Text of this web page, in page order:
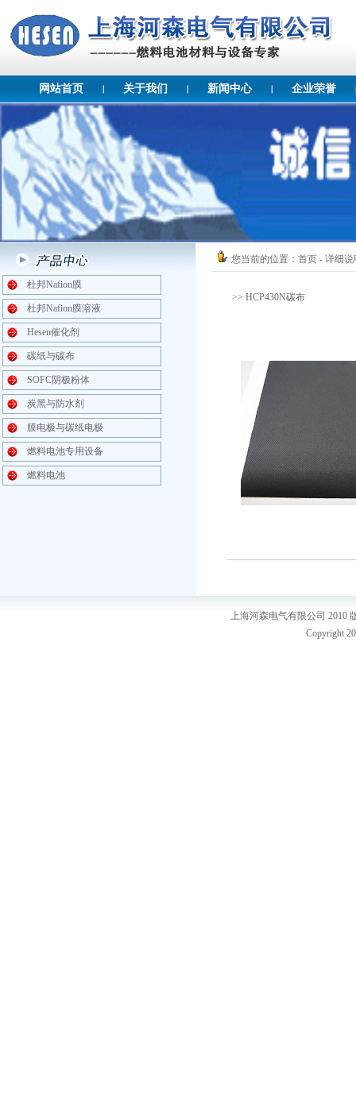
网站首页 关于我们 新闻中心 企业荣誉
杜邦Nafion膜
杜邦Nafion膜溶液
Hesen催化剂
碳纸与碳布
SOFC阴极粉体
炭黑与防水剂
膜电极与碳纸电极
燃料电池专用设备
燃料电池
您当前的位置： 首页 - 详细说
>> HCP430N碳布
上海河森电气有限公司 2010
Copyright